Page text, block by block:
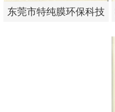
东莞市特纯膜环保科技